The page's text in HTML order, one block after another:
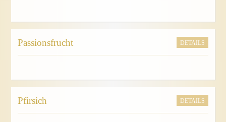
Passionsfrucht DETAILS
Pfirsich DETAILS